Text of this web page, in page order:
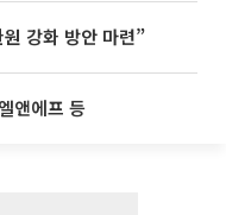
강화 방안 마련”
앤에프 등